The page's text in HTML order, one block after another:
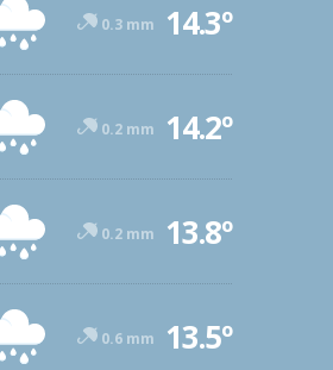
0.3 mm 14.3º
0.2 mm 14.2º
0.2 mm 13.8º
0.6 mm 13.5º